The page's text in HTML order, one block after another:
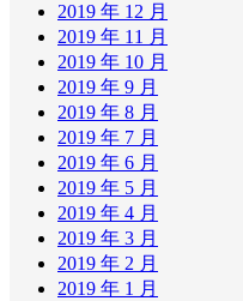
2019 年 12 月
2019 年 11 月
2019 年 10 月
2019 年 9 月
2019 年 8 月
2019 年 7 月
2019 年 6 月
2019 年 5 月
2019 年 4 月
2019 年 3 月
2019 年 2 月
2019 年 1 月